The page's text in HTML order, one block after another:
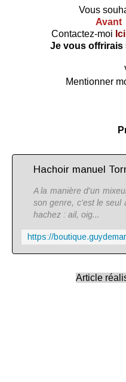
Vous
Avant
Contactez-moi Ici
Je vous offrirais
Mentionner
Hachoir manuel
A la manière d'un
son genre, c'est le seul
hachez : ail, oig...
Article